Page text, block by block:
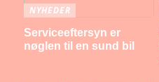
NYHEDER
Serviceeftersyn er
nøglen til en sund bil